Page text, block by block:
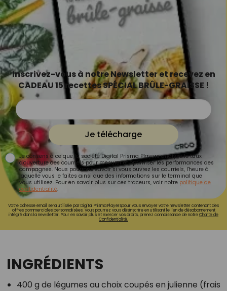
Inscrivez-vous à notre Newsletter et recevez en
CADEAU 15 recettes SPÉCIAL BRÛLE-GRAISSE !
Je télécharge
Je consens à ce que la société Digital Prisma Players analyse le taux
d'ouverture des courriels pour mesurer et optimiser les performances des
campagnes. Nous pourrons savoir si vous ouvrez les courriels, l'heure à
laquelle vous le faites ainsi que des informations sur le terminal que
vous utilisez. Pour en savoir plus sur ces traceurs, voir notre politique de
confidentialité.
Votre adresse email sera utilisée par Digital Prisma Playerspour vous envoyer votre newsletter contenant des
offres commerciales personnalisées. Vous pourrez vous désinscrire en utilisant le lien de désabonnement
intégré dans la newsletter. Pour en savoir plus et exercer vos droits, prenez connaissance de notreCharte de
Confidentialité.
INGRÉDIENTS
400 g de légumes au choix coupés en julienne (frais